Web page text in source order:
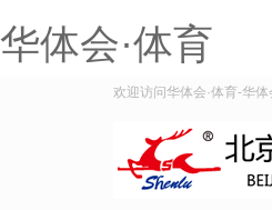
华体会·体育
欢迎访问华体会·体育-华